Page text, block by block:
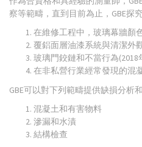
察等範疇，直到目前為止，GBE探
在維修工程中，玻璃幕牆顏
覆鋁面層油漆系統與清潔外
玻璃門鉸鏈和不當行為(2018
在非私營行業經常發現的混
GBE可以對下列範疇提供缺損分析
混凝土和有害物料
滲漏和水漬
結構檢查